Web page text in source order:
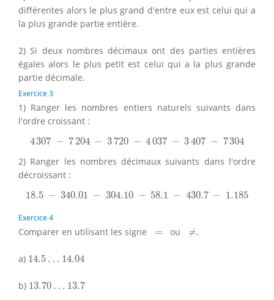
différentes alors le plus grand d'entre eux est celui qui a
la plus grande partie entière.
2) Si deux nombres décimaux ont des parties entières
égales alors le plus petit est celui qui a la plus grande
partie décimale.
Exercice 3
1) Ranger les nombres entiers naturels suivants dans
l'ordre croissant :
4307 − 7 204 − 3 720 − 4037 − 3407 − 7304
4307 7204 3720 4037 407− 304
2) Ranger les nombres décimaux suivants dans l'ordre
décroissant :
18.5 − 340.01 − 304.10 − 58.1 − 430.7 − 1.185
18.5 340.01 304.10 58.1 430.7 1.185
Exercice 4
Comparer en utilisant les signe =
= ou ≠.
.
a) 14.5 … 14.04
14.5 14.04
b) 13.70 … 13.7
13.70 13.7